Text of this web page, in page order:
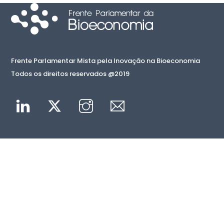
Frente Parlamentar Mista pela Inovação na Bioeconomia
Todos os direitos reservados @2019
Linkedin Twitter Instagram